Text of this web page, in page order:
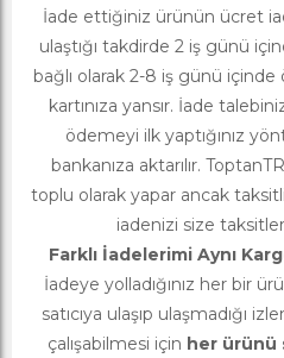
İade ettiğiniz ürünün ücret
ulaştığı takdirde 2 iş günü
bağlı olarak 2-8 iş günü
kartınıza yansır. İade
ödemeyi ilk yaptığınız
bankanıza aktarılır.
toplu olarak yapar ancak
iadenizi size taksitler
Farklı İadelerimi Aynı
İadeye yolladığınız her bir
satıcıya ulaşıp ulaşmadığı
çalışabilmesi için her ürünü